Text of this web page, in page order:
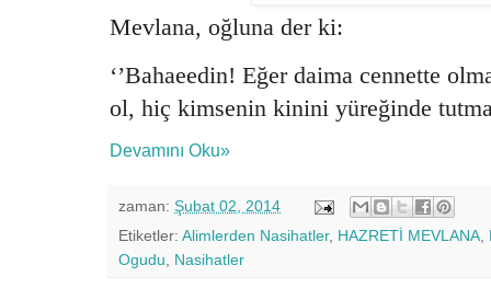
Mevlana, oğluna der ki:
‘’Bahaeedin! Eğer daima cennette
ol, hiç kimsenin kinini yüreğinde
Devamını Oku»
zaman: Şubat 02, 2014
Etiketler: Alimlerden Nasihatler, HAZRETİ MEVLANA,
Ogudu, Nasihatler